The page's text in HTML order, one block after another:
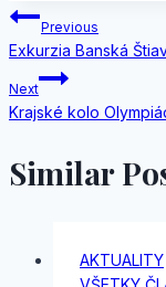
Navigácia
v
článku
Previous
Exkurzia Banská
Next
Krajské kolo
Similar
AKTUALITY